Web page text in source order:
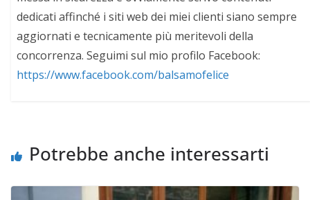
dedicati affinché i siti web dei miei clienti siano sempre
aggiornati e tecnicamente più meritevoli della
concorrenza. Seguimi sul mio profilo Facebook:
https://www.facebook.com/balsamofelice
Potrebbe anche interessarti